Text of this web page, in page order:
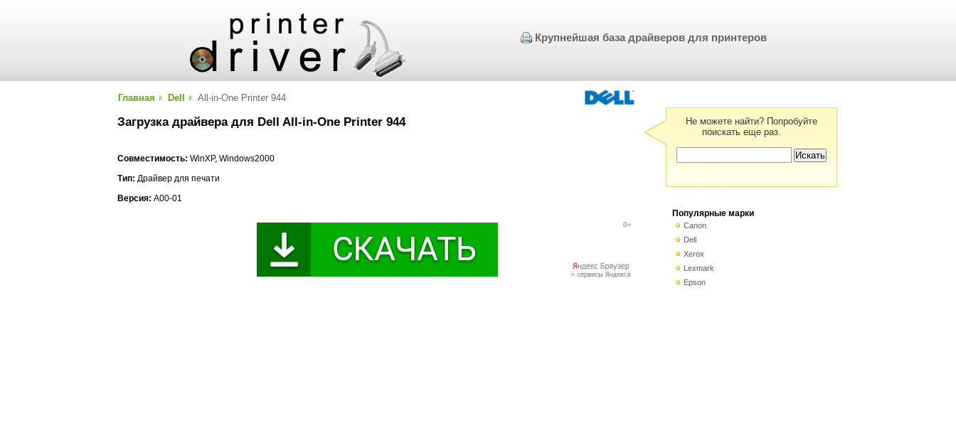
Крупнейшая база драйверов для принтеров
Главная Dell All-in-One Printer 944
Загрузка драйвера для Dell All-in-One Printer 944
Совместимость: WinXP, Windows2000
Тип: Драйвер для печати
Версия: A00-01
Не можете найти? Попробуйте
поискать еще раз.
Популярные марки
Canon
Dell
Xerox
Lexmark
Epson